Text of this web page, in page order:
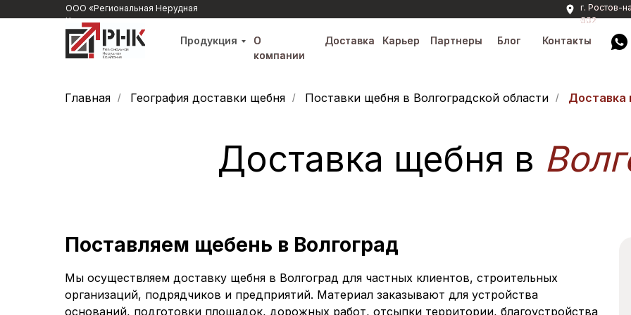
г. Ростов-
602
г. Ростов-
602
ООО «Региональная Нерудная
Компания»
О
компании
О
компании
Продукция Доставка
Доставка Карьер
Карьер Партнеры
Партнеры Блог
Блог Контакты
Контакты
Главная / География доставки щебня / Поставки щебня в Волгоградской области / Доставка
Доставка щебня в
Поставляем щебень в Волгоград
Мы осуществляем доставку щебня в Волгоград для частных клиентов, строительных
организаций, подрядчиков и предприятий. Материал заказывают для устройства
оснований, подготовки площадок, дорожных работ, отсыпки территории, благоустройства